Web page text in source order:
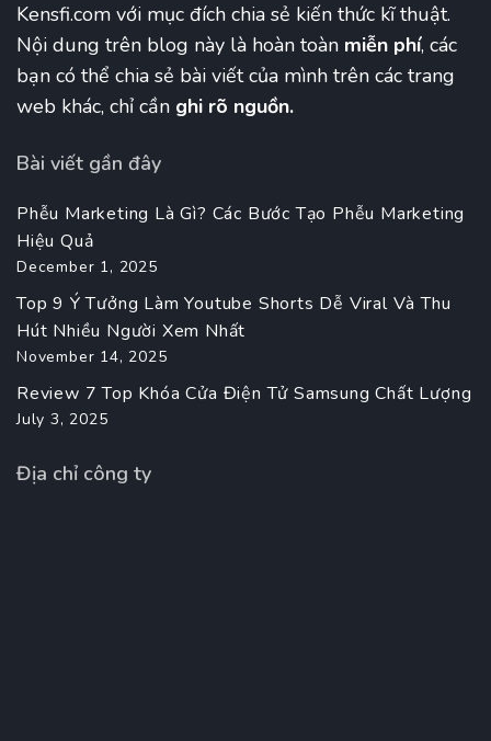
Kensfi.com với mục đích chia sẻ kiến thức kĩ thuật.
Nội dung trên blog này là hoàn toàn miễn phí, các
bạn có thể chia sẻ bài viết của mình trên các trang
web khác, chỉ cần ghi rõ nguồn.
Bài viết gần đây
Phễu Marketing Là Gì? Các Bước Tạo Phễu Marketing
Hiệu Quả
December 1, 2025
Top 9 Ý Tưởng Làm Youtube Shorts Dễ Viral Và Thu
Hút Nhiều Người Xem Nhất
November 14, 2025
Review 7 Top Khóa Cửa Điện Tử Samsung Chất Lượng
July 3, 2025
Địa chỉ công ty